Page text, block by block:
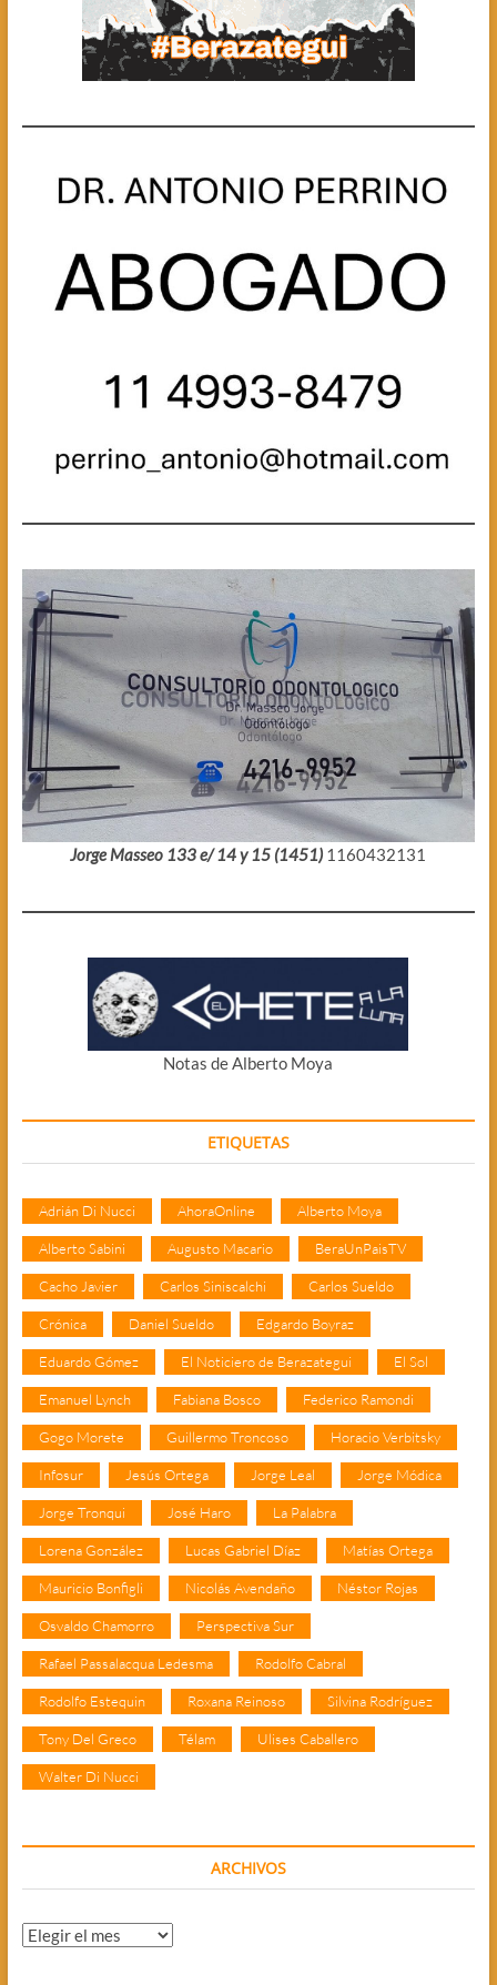
Jorge Masseo 133 e/ 14 y 15 (1451) 1160432131
Notas de Alberto Moya
ETIQUETAS
Adrián Di Nucci AhoraOnline Alberto Moya
Alberto Sabini Augusto Macario BeraUnPaisTV
Cacho Javier Carlos Siniscalchi Carlos Sueldo
Crónica Daniel Sueldo Edgardo Boyraz
Eduardo Gómez El Noticiero de Berazategui El Sol
Emanuel Lynch Fabiana Bosco Federico Ramondi
Gogo Morete Guillermo Troncoso Horacio Verbitsky
Infosur Jesús Ortega Jorge Leal Jorge Módica
Jorge Tronqui José Haro La Palabra
Lorena González Lucas Gabriel Díaz Matías Ortega
Mauricio Bonfigli Nicolás Avendaño Néstor Rojas
Osvaldo Chamorro Perspectiva Sur
Rafael Passalacqua Ledesma Rodolfo Cabral
Rodolfo Estequin Roxana Reinoso Silvina Rodríguez
Tony Del Greco Télam Ulises Caballero
Walter Di Nucci
ARCHIVOS
Archivos